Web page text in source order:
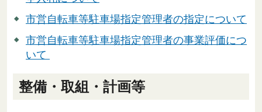
市営自転車等駐車場指定管理者の指定について
市営自転車等駐車場指定管理者の事業評価につ
いて
整備・取組・計画等